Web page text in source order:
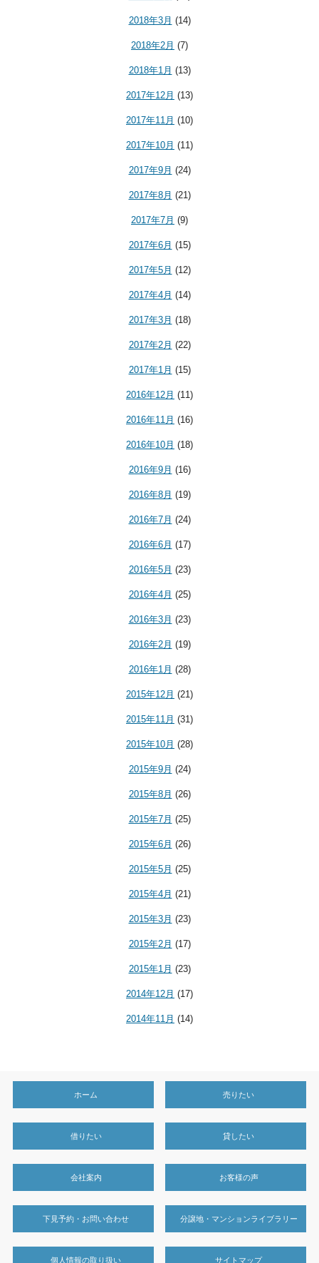
2018年3月 (14)
2018年2月 (7)
2018年1月 (13)
2017年12月 (13)
2017年11月 (10)
2017年10月 (11)
2017年9月 (24)
2017年8月 (21)
2017年7月 (9)
2017年6月 (15)
2017年5月 (12)
2017年4月 (14)
2017年3月 (18)
2017年2月 (22)
2017年1月 (15)
2016年12月 (11)
2016年11月 (16)
2016年10月 (18)
2016年9月 (16)
2016年8月 (19)
2016年7月 (24)
2016年6月 (17)
2016年5月 (23)
2016年4月 (25)
2016年3月 (23)
2016年2月 (19)
2016年1月 (28)
2015年12月 (21)
2015年11月 (31)
2015年10月 (28)
2015年9月 (24)
2015年8月 (26)
2015年7月 (25)
2015年6月 (26)
2015年5月 (25)
2015年4月 (21)
2015年3月 (23)
2015年2月 (17)
2015年1月 (23)
2014年12月 (17)
2014年11月 (14)
ホーム 売りたい
借りたい 貸したい
会社案内 お客様の声
下見予約・お問い合わせ 分譲地・マンションライブラリー
個人情報の取り扱い サイトマップ